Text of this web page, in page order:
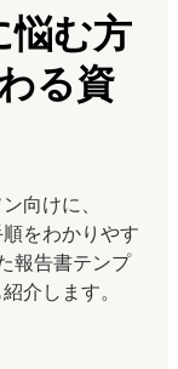
悩む方
る資
向けに、
をわかりやす
報告書テンプ
介します。